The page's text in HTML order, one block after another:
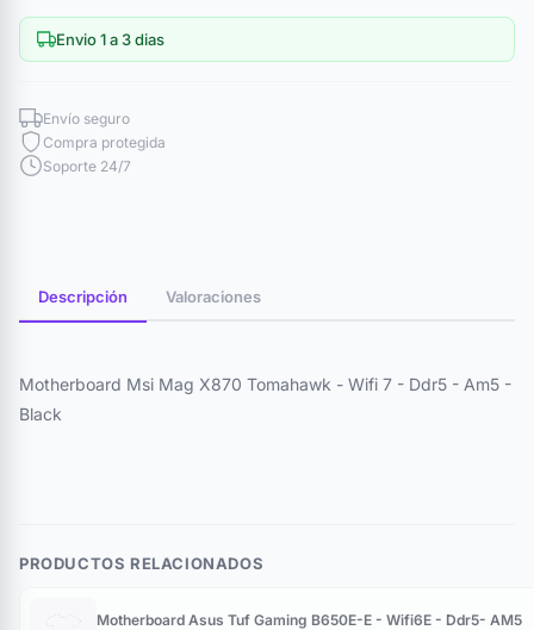
Envio 1 a 3 dias
Envío seguro
Compra protegida
Soporte 24/7
Descripción Valoraciones
Motherboard Msi Mag X870 Tomahawk - Wifi 7 - Ddr5 - Am5 -
Black
PRODUCTOS RELACIONADOS
Motherboard Asus Tuf Gaming B650E-E - Wifi6E - Ddr5- AM5